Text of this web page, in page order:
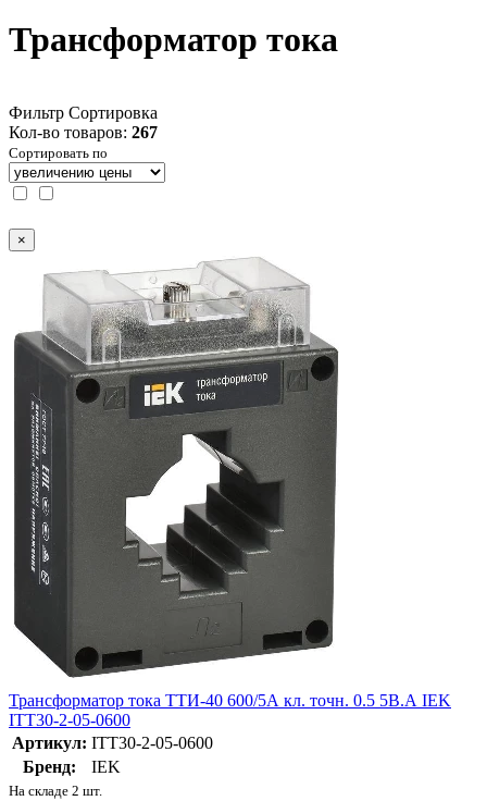
Трансформатор тока
Фильтр Сортировка
Кол-во товаров: 267
Сортировать по
×
Трансформатор тока ТТИ-40 600/5А кл. точн. 0.5 5В.А IEK
ITT30-2-05-0600
Артикул: ITT30-2-05-0600
Бренд:
IEK
На складе 2 шт.